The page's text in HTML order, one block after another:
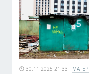
30.11.2025 21:33